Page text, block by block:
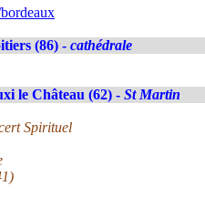
(86) - cathédrale
le Château (62) - St Martin
Spirituel